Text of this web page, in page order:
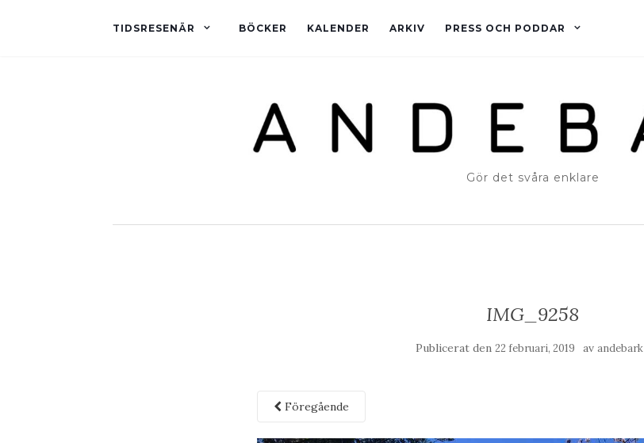
TIDSRESENÄR BÖCKER KALENDER ARKIV PRESS OCH PODDAR
Gör det svåra enklare
IMG_9258
Publicerat den 22 februari, 2019 av andebark
Föregående